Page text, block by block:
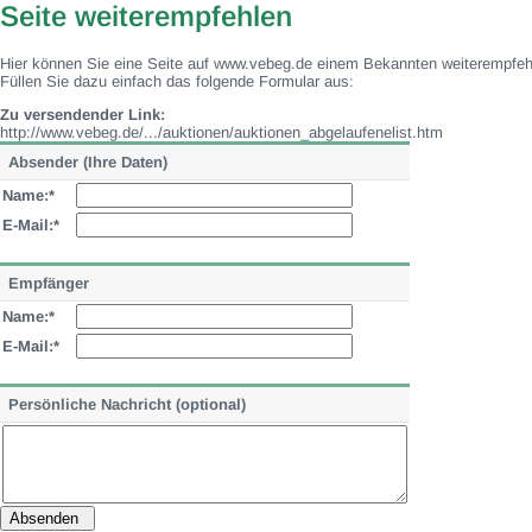
Seite weiterempfehlen
Hier können Sie eine Seite auf www.vebeg.de einem Bekannten
Füllen Sie dazu einfach das folgende Formular aus:
Zu versendender Link:
http://www.vebeg.de/.../auktionen/auktionen_abgelaufenelist.htm
Absender (Ihre Daten)
Name:*
E-Mail:*
Empfänger
Name:*
E-Mail:*
Persönliche Nachricht (optional)